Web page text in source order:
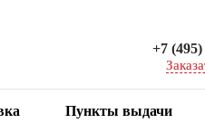
+7
Пункты выдачи